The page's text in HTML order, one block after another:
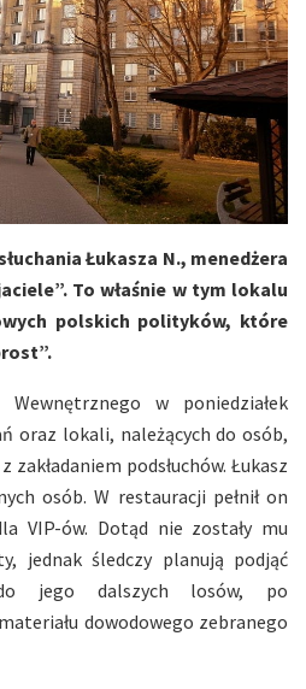
Łukasza N., menedżera
To właśnie w tym lokalu
polskich polityków, które
Wewnętrznego w poniedziałek
oraz lokali, należących do osób,
podsłuchów. Łukasz
osób. W restauracji pełnił on
VIP-ów. Dotąd nie zostały mu
jednak śledczy planują podjąć
jego dalszych losów, po
dowodowego zebranego